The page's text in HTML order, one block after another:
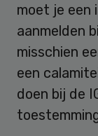
moet je een
aanmelden
misschien
een
doen bij de